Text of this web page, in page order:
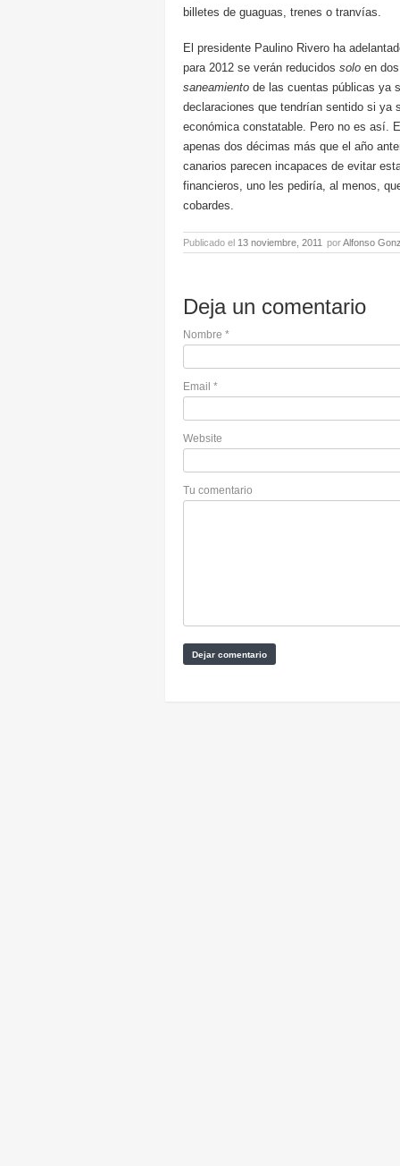
billetes de guaguas, trenes o tranvías.
El presidente Paulino Rivero ha
para 2012 se verán reducidos solo en
saneamiento de las cuentas públicas ya
declaraciones que tendrían sentido si ya
económica constatable. Pero no es así.
apenas dos décimas más que el año
canarios parecen incapaces de evitar
financieros, uno les pediría, al menos,
cobardes.
Publicado el 13 noviembre, 2011 porAlfonso
Deja un comentario
Nombre *
Email *
Website
Tu comentario